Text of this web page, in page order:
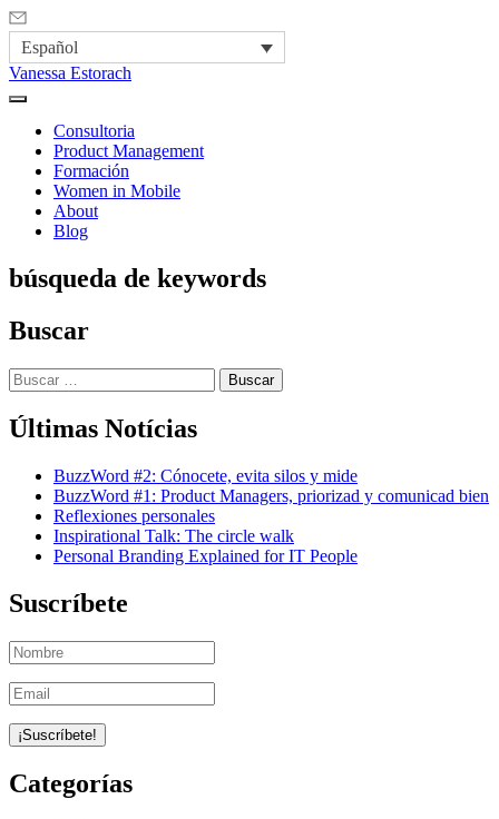
Español
Vanessa Estorach
Consultoria
Product Management
Formación
Women in Mobile
About
Blog
búsqueda de keywords
Buscar
Buscar:
Últimas Notícias
BuzzWord #2: Cónocete, evita silos y mide
BuzzWord #1: Product Managers, priorizad y comunicad bien
Reflexiones personales
Inspirational Talk: The circle walk
Personal Branding Explained for IT People
Suscríbete
Categorías